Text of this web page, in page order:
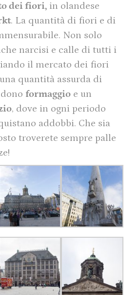
dei fiori, in olandese
. La quantità di fiori e di
Non solo
narcisi e calle di tutti i
il mercato dei fiori
quantità assurda di
formaggio e un
, dove in ogni periodo
addobbi. Che sia
troverete sempre palle